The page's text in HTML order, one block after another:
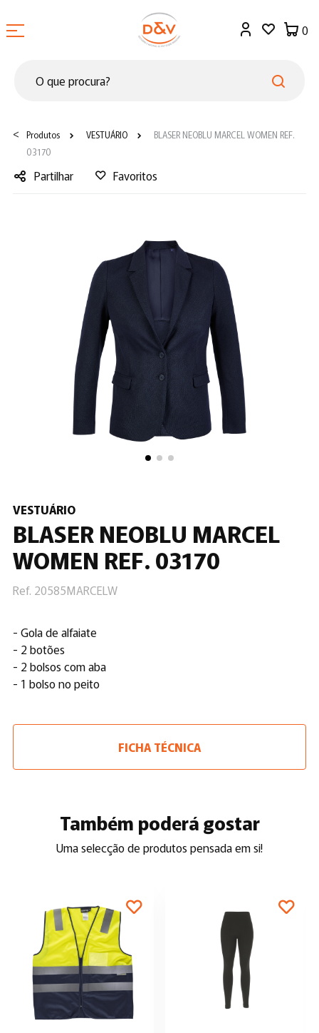
0
< Produtos VESTUÁRIO
BLASER NEOBLU MARCEL WOMEN REF.
03170
Partilhar
Favoritos
VESTUÁRIO
BLASER NEOBLU MARCEL
WOMEN REF. 03170
Ref. 20585MARCELW
- Gola de alfaiate
- 2 botões
- 2 bolsos com aba
- 1 bolso no peito
FICHA TÉCNICA
Também poderá gostar
Uma selecção de produtos pensada em si!